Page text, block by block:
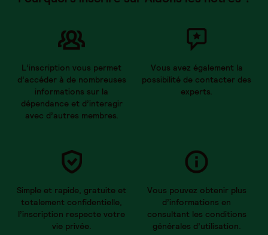
L’inscription vous permet
d’accéder à de nombreuses
informations sur la
dépendance et d’interagir
avec d’autres membres.
Vous avez également la
possibilité de contacter des
experts.
Simple et rapide, gratuite et
totalement confidentielle,
l’inscription respecte votre
vie privée.
Vous pouvez obtenir plus
d’informations en
consultant les conditions
générales d’utilisation.